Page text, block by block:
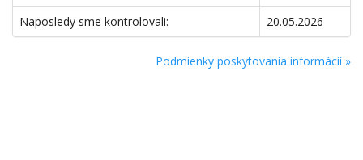
Naposledy sme kontrolovali:
20.05.2026
Podmienky poskytovania informácií »